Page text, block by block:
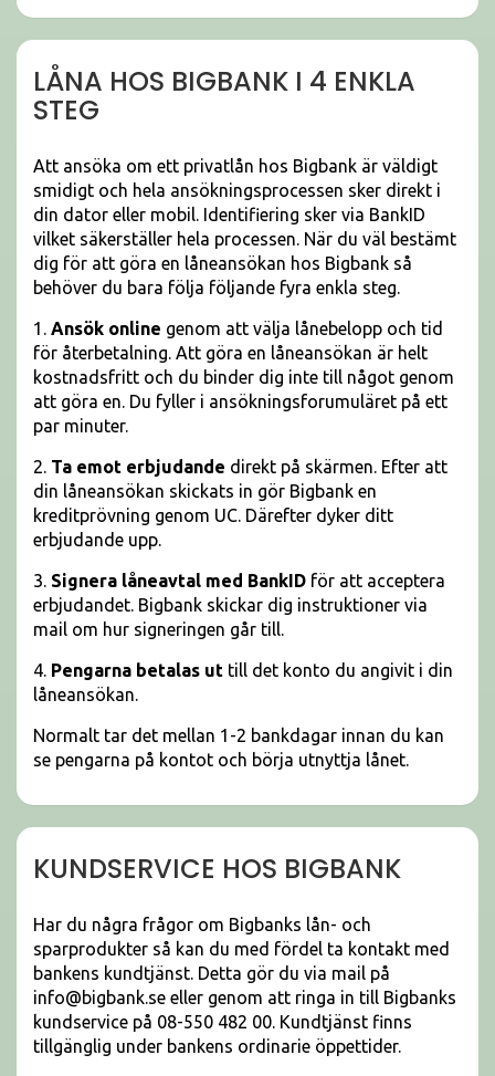
LÅNA HOS BIGBANK I 4 ENKLA
STEG
Att ansöka om ett privatlån hos Bigbank är väldigt
smidigt och hela ansökningsprocessen sker direkt i
din dator eller mobil. Identifiering sker via BankID
vilket säkerställer hela processen. När du väl bestämt
dig för att göra en låneansökan hos Bigbank så
behöver du bara följa följande fyra enkla steg.
1. Ansök online genom att välja lånebelopp och tid
för återbetalning. Att göra en låneansökan är helt
kostnadsfritt och du binder dig inte till något genom
att göra en. Du fyller i ansökningsforumuläret på ett
par minuter.
2. Ta emot erbjudande direkt på skärmen. Efter att
din låneansökan skickats in gör Bigbank en
kreditprövning genom UC. Därefter dyker ditt
erbjudande upp.
3. Signera låneavtal med BankID för att acceptera
erbjudandet. Bigbank skickar dig instruktioner via
mail om hur signeringen går till.
4. Pengarna betalas ut till det konto du angivit i din
låneansökan.
Normalt tar det mellan 1-2 bankdagar innan du kan
se pengarna på kontot och börja utnyttja lånet.
KUNDSERVICE HOS BIGBANK
Har du några frågor om Bigbanks lån- och
sparprodukter så kan du med fördel ta kontakt med
bankens kundtjänst. Detta gör du via mail på
info@bigbank.se eller genom att ringa in till Bigbanks
kundservice på 08-550 482 00. Kundtjänst finns
tillgänglig under bankens ordinarie öppettider.